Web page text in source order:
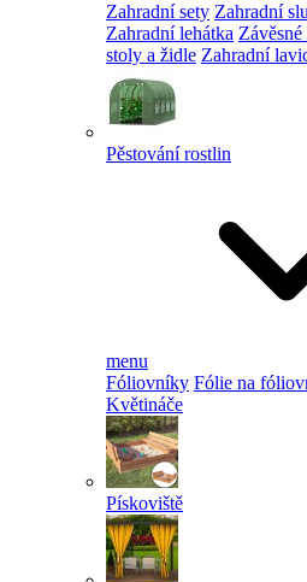
Zahradní sety Zahradní
Zahradní lehátka
stoly a židle Zahradní
Pěstování rostlin
menu
Fóliovníky Fólie na
Květináče
Pískoviště